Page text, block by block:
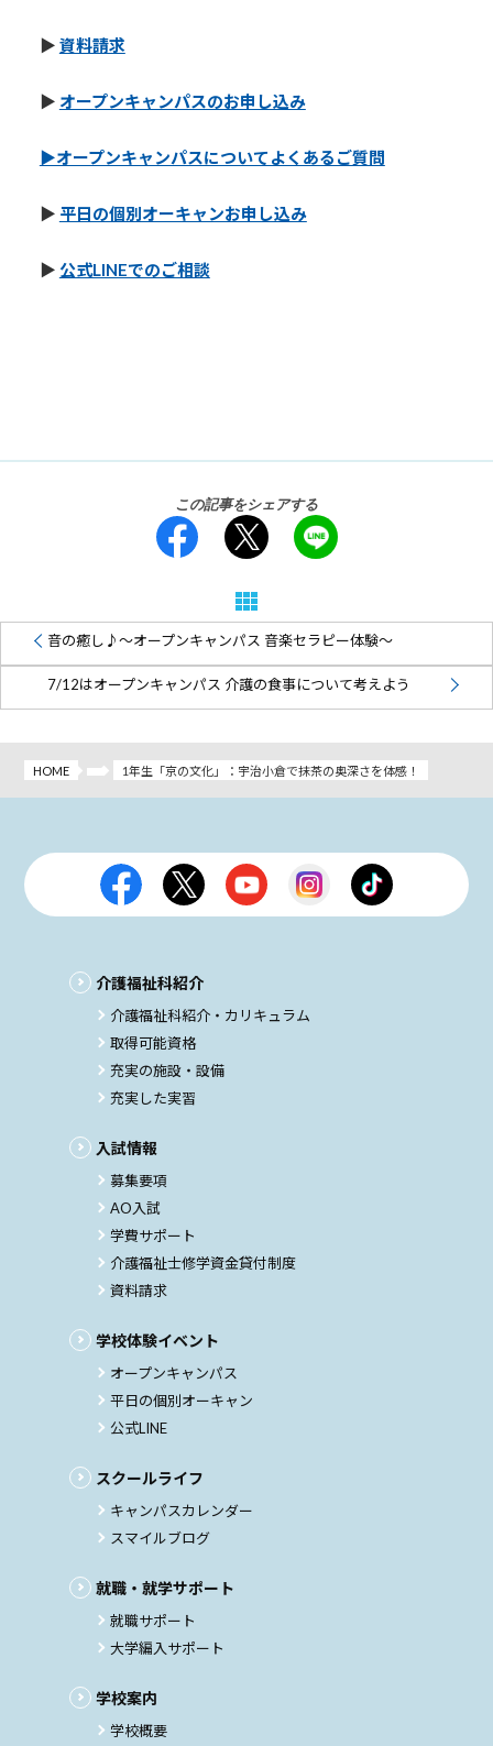
▶︎ 資料請求
▶︎ オープンキャンパスのお申し込み
▶︎オープンキャンパスについてよくあるご質問
▶︎ 平日の個別オーキャンお申し込み
▶︎ 公式LINEでのご相談
この記事をシェアする
音の癒し♪〜オープンキャンパス 音楽セラピー体験〜
7/12はオープンキャンパス 介護の食事について考えよう
HOME 1年生「京の文化」：宇治小倉で抹茶の奥深さを体感！
介護福祉科紹介
介護福祉科紹介・カリキュラム
取得可能資格
充実の施設・設備
充実した実習
入試情報
募集要項
AO入試
学費サポート
介護福祉士修学資金貸付制度
資料請求
学校体験イベント
オープンキャンパス
平日の個別オーキャン
公式LINE
スクールライフ
キャンパスカレンダー
スマイルブログ
就職・就学サポート
就職サポート
大学編入サポート
学校案内
学校概要